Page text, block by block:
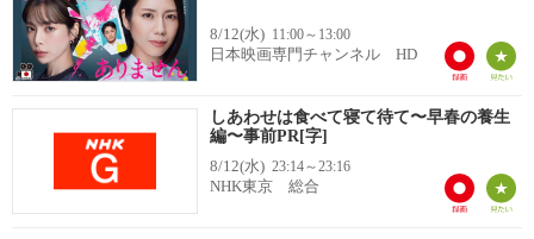
8/12(水) 11:00～13:00
日本映画専門チャンネル HD
しあわせは食べて寝て待て〜早春の養生
編〜事前PR[字]
8/12(水) 23:14～23:16
NHK東京 総合